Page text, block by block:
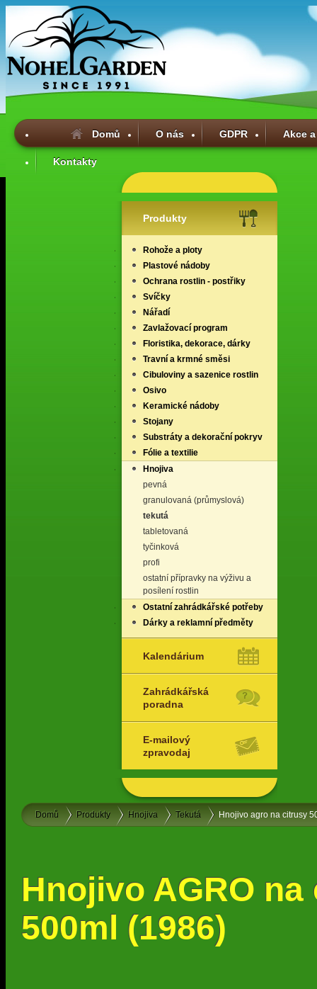
Domů O nás GDPR Akce
Kontakty
Produkty
Rohože a ploty
Plastové nádoby
Ochrana rostlin - postřiky
Svíčky
Nářadí
Zavlažovací program
Floristika, dekorace, dárky
Travní a krmné směsi
Cibuloviny a sazenice rostlin
Osivo
Keramické nádoby
Stojany
Substráty a dekorační pokryv
Fólie a textilie
Hnojiva
pevná
granulovaná (průmyslová)
tekutá
tabletovaná
tyčinková
profi
ostatní přípravky na výživu a
posílení rostlin
Ostatní zahrádkářské potřeby
Dárky a reklamní předměty
Kalendárium
Zahrádkářská
poradna
E-mailový
zpravodaj
Domů Produkty Hnojiva Tekutá Hnojivo agro na citrusy
Hnojivo AGRO
500ml (1986)